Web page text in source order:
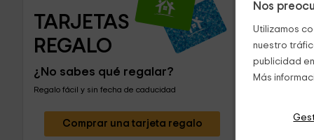
Nos
Utilizamos
nuestro
publicidad
Más
TARJETAS
REGALO
¿No sabes qué regalar?
Regalo fácil y sin fecha de caducidad
Comprar una tarjeta regalo
‹